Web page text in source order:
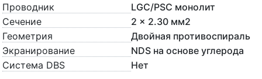
Проводник
LGC/PSC монолит
Сечение
2 x 2.30 мм2
Геометрия
Двойная противоспираль
Экранирование
NDS на основе углерода
Система DBS
Нет